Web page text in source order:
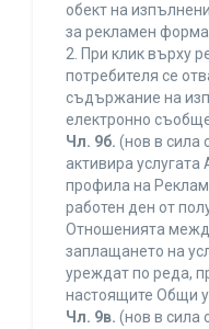
обект на
за рекламен
2. При клик върху
потребителя се
съдържание на
електронно
Чл. 9б. (нов в сила
активира
профила на
работен ден от
Отношенията
заплащането на
уреждат по реда,
настоящите Общи
Чл. 9в. (нов в сила